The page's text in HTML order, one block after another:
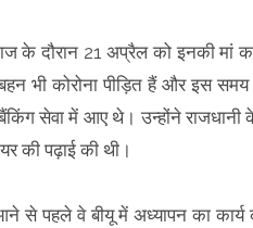
के दौरान 21 अप्रैल को इनकी मां
भी कोरोना पीड़ित हैं और इस
सेवा में आए थे। उन्होंने राजधानी
की पढ़ाई की थी।
से पहले वे बीयू में अध्यापन का कार्य